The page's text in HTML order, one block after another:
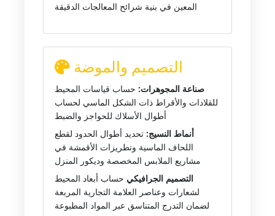
المعين في بنية شرائح المعالجات الدقيقة
التصميم والموضة
صناعة المجوهرات: حساب قياسات المحيط
للقلادات والأقراط ذات الشكل الماسي لحساب
أطوال الأسلاك للحواجز والضبط
أنماط النسيج: تحديد أطوال الحدود لقطع
اللحاف الماسية وتطريزات الأقمشة في
مشاريع الملابس المخصصة وديكور المنزل
التصميم الجرافيكي حساب أبعاد المحيط
لشعارات وعناصر العلامة التجارية المربعة
لضمان التدرج المتناسق عبر المواد المطبوعة